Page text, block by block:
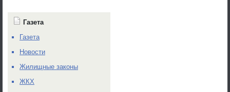
Газета
Газета
Новости
Жилищные законы
ЖКХ